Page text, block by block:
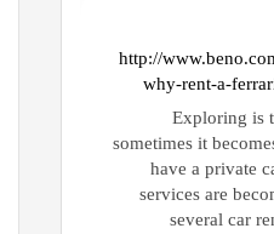
http://
why-rent-a-
Exploring is
sometimes it
have a private
services are
several car